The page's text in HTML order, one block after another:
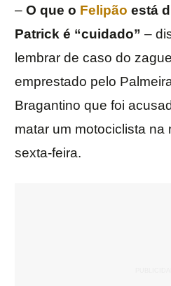
– O que o Felipão está
Patrick é “cuidado” –
lembrar de caso do
emprestado pelo
Bragantino que foi
matar um motociclista na
sexta-feira.